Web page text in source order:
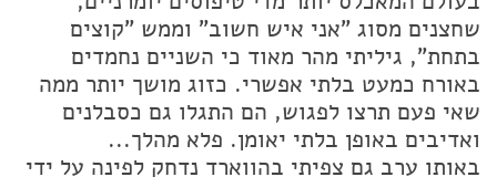
שחצנים מסוג "אני איש חשוב" וממש "קוצים
בתחת", גיליתי מהר מאוד כי השניים נחמדים
באורח כמעט בלתי אפשרי. כזוג מושך יותר ממה
שאי פעם תרצו לפגוש, הם התגלו גם כסבלנים
ואדיבים באופן בלתי יאומן. פלא מהלך...
באותו ערב גם צפיתי בהווארד נדחק לפינה על ידי